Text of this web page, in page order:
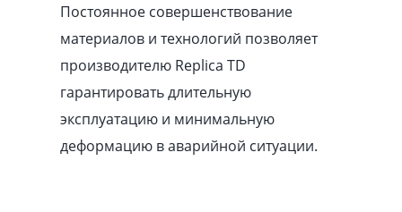
Постоянное совершенствование
материалов и технологий позволяет
производителю Replica TD
гарантировать длительную
эксплуатацию и минимальную
деформацию в аварийной ситуации.